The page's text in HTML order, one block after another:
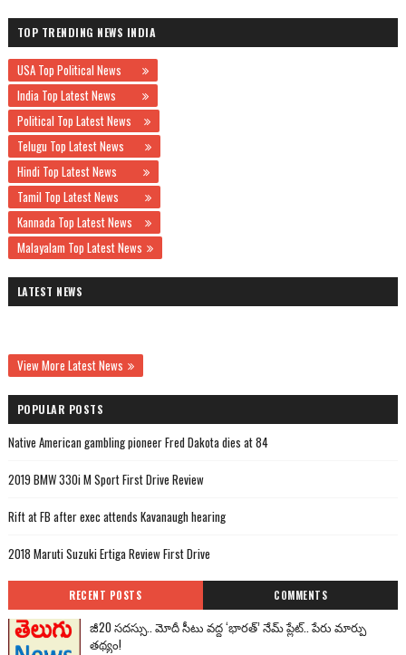
TOP TRENDING NEWS INDIA
USA Top Political News
India Top Latest News
Political Top Latest News
Telugu Top Latest News
Hindi Top Latest News
Tamil Top Latest News
Kannada Top Latest News
Malayalam Top Latest News
LATEST NEWS
View More Latest News
POPULAR POSTS
Native American gambling pioneer Fred Dakota dies at 84
2019 BMW 330i M Sport First Drive Review
Rift at FB after exec attends Kavanaugh hearing
2018 Maruti Suzuki Ertiga Review First Drive
RECENT POSTS COMMENTS
జీ20 సదస్సు.. మోదీ సీటు వద్ద ‘భారత్’ నేమ్ ప్లేట్‌.. పేరు మార్పు
తథ్యం!